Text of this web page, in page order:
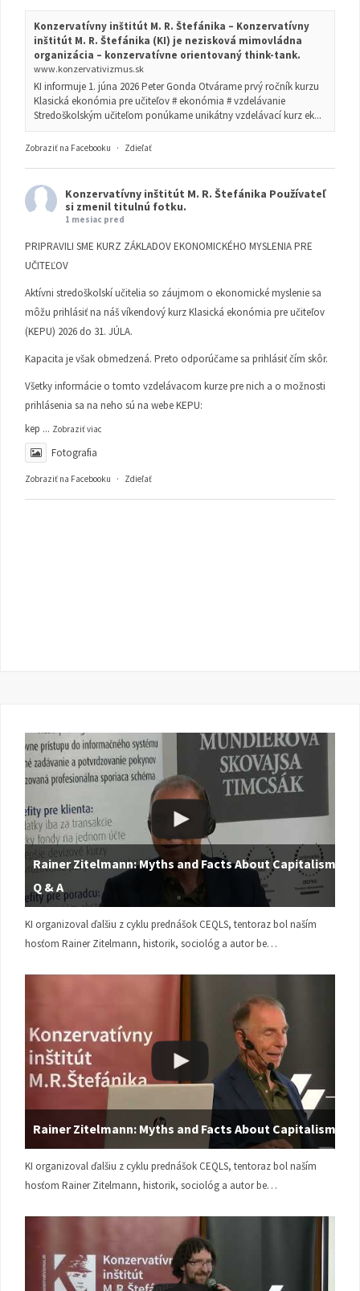
Konzervatívny inštitút M. R. Štefánika – Konzervatívny
inštitút M. R. Štefánika (KI) je nezisková mimovládna
organizácia – konzervatívne orientovaný think-tank.
www.konzervativizmus.sk
KI informuje 1. júna 2026 Peter Gonda Otvárame prvý ročník kurzu
Klasická ekonómia pre učiteľov # ekonómia # vzdelávanie
Stredoškolským učiteľom ponúkame unikátny vzdelávací kurz ek...
Zobraziť na Facebooku · Zdieľať
Konzervatívny inštitút M. R. Štefánika Používateľ
si zmenil titulnú fotku.
1 mesiac pred
PRIPRAVILI SME KURZ ZÁKLADOV EKONOMICKÉHO MYSLENIA PRE
UČITEĽOV
Aktívni stredoškolskí učitelia so záujmom o ekonomické myslenie sa
môžu prihlásiť na náš víkendový kurz Klasická ekonómia pre učiteľov
(KEPU) 2026 do 31. JÚLA.
Kapacita je však obmedzená. Preto odporúčame sa prihlásiť čím skôr.
Všetky informácie o tomto vzdelávacom kurze pre nich a o možnosti
prihlásenia sa na neho sú na webe KEPU:
kep ... Zobraziť viac
Fotografia
Zobraziť na Facebooku · Zdieľať
Rainer Zitelmann: Myths and Facts About Capitalism |
Q & A
KI organizoval ďalšiu z cyklu prednášok CEQLS, tentoraz bol naším
hosťom Rainer Zitelmann, historik, sociológ a autor be…
Rainer Zitelmann: Myths and Facts About Capitalism
KI organizoval ďalšiu z cyklu prednášok CEQLS, tentoraz bol naším
hosťom Rainer Zitelmann, historik, sociológ a autor be…